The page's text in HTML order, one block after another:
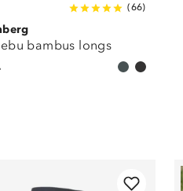
(66)
bambus longs